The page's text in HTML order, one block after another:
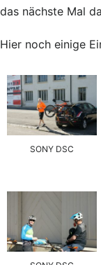
das nächste Mal
Hier noch einige
SONY DSC